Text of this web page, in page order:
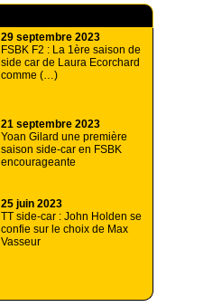
29 septembre 2023
FSBK F2 : La 1ère saison de
side car de Laura Ecorchard
comme (…)
21 septembre 2023
Yoan Gilard une première
saison side-car en FSBK
encourageante
25 juin 2023
TT side-car : John Holden se
confie sur le choix de Max
Vasseur